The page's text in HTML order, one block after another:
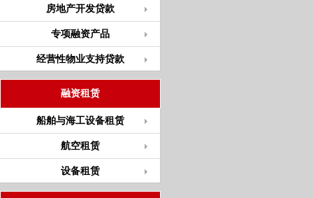
房地产开发贷款
专项融资产品
经营性物业支持贷款
融资租赁
船舶与海工设备租赁
航空租赁
设备租赁